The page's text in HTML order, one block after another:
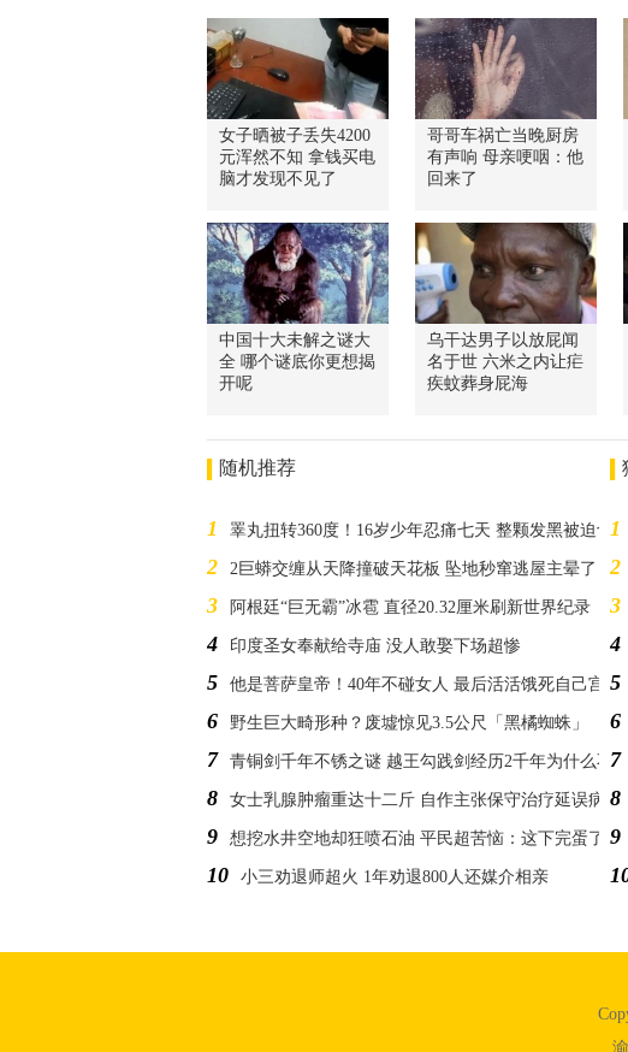
女子晒被子丢失4200
元浑然不知 拿钱买电
脑才发现不见了
哥哥车祸亡当晚厨房
有声响 母亲哽咽：他
回来了
中国十大未解之谜大
全 哪个谜底你更想揭
开呢
乌干达男子以放屁闻
名于世 六米之内让疟
疾蚊葬身屁海
随机推荐
1 睪丸扭转360度！16岁少年忍痛七天 整颗发黑被迫切除
2 2巨蟒交缠从天降撞破天花板 坠地秒窜逃屋主晕了
3 阿根廷“巨无霸”冰雹 直径20.32厘米刷新世界纪录
4 印度圣女奉献给寺庙 没人敢娶下场超惨
5 他是菩萨皇帝！40年不碰女人 最后活活饿死自己宫中
6 野生巨大畸形种？废墟惊见3.5公尺「黑橘蜘蛛」
7 青铜剑千年不锈之谜 越王勾践剑经历2千年为什么不
8 女士乳腺肿瘤重达十二斤 自作主张保守治疗延误病情
9 想挖水井空地却狂喷石油 平民超苦恼：这下完蛋了
10 小三劝退师超火 1年劝退800人还媒介相亲
1
2
3
4
5
6
7
8
9